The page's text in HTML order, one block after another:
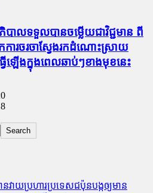
ភិបាលទទួលបានចម្លើយជាវិជ្ជមាន ពី
ារចរចាស្វែងរកដំណោះស្រាយ
ើឡើងក្នុងពេលឆាប់ៗខាងមុខនេះ
Search
វាយប្រហារប្រទេសជប៉ុនបង្កឲ្យមាន